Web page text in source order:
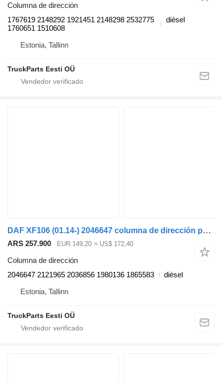
Columna de dirección
1767619 2148292 1921451 2148298 2532775
1760651 1510608
diésel
Estonia, Tallinn
TruckParts Eesti OÜ
DAF XF106 (01.14-) 2046647 columna de dirección para DAF XF106 (2014-) cabeza tractora
ARS 257.900 EUR 149,20 ≈ US$ 172,40
Columna de dirección
2046647 2121965 2036856 1980136 1865583
diésel
Estonia, Tallinn
TruckParts Eesti OÜ